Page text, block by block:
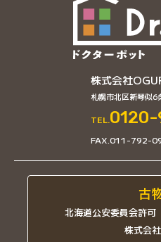
株式会社
札幌市北区新琴似
TEL.
FAX.011-792-
古
北海道公安委員会許
株式会